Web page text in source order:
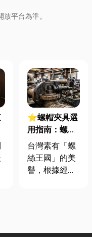
平台為準。
⭐螺帽夾具選
用指南：螺母
挾具頻繁耗
損？3大關鍵
提升扣件成型
台灣素有「螺
絲王國」的美
譽，根據經濟
額高達 42.1